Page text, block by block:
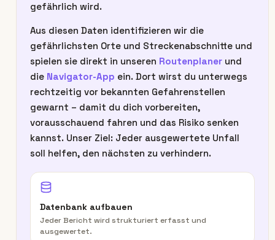
gefährlich wird.
Aus diesen Daten identifizieren wir die
gefährlichsten Orte und Streckenabschnitte und
spielen sie direkt in unseren Routenplaner und
die Navigator-App ein. Dort wirst du unterwegs
rechtzeitig vor bekannten Gefahrenstellen
gewarnt – damit du dich vorbereiten,
vorausschauend fahren und das Risiko senken
kannst. Unser Ziel: Jeder ausgewertete Unfall
soll helfen, den nächsten zu verhindern.
Datenbank aufbauen
Jeder Bericht wird strukturiert erfasst und
ausgewertet.